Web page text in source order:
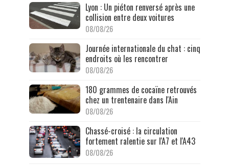
Lyon : Un piéton renversé après une
collision entre deux voitures
08/08/26
Journée internationale du chat : cinq
endroits où les rencontrer
08/08/26
180 grammes de cocaïne retrouvés
chez un trentenaire dans l'Ain
08/08/26
Chassé-croisé : la circulation
fortement ralentie sur l'A7 et l'A43
08/08/26